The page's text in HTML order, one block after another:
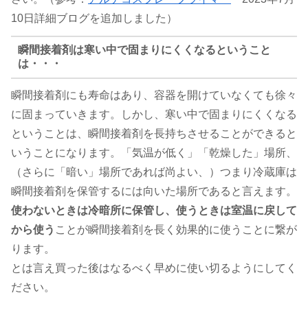
10日詳細ブログを追加しました）
瞬間接着剤は寒い中で固まりにくくなるということ
は・・・
瞬間接着剤にも寿命はあり、容器を開けていなくても徐々
に固まっていきます。しかし、寒い中で固まりにくくなる
ということは、瞬間接着剤を長持ちさせることができると
いうことになります。「気温が低く」「乾燥した」場所、
（さらに「暗い」場所であれば尚よい、）つまり冷蔵庫は
瞬間接着剤を保管するには向いた場所であると言えます。
使わないときは冷暗所に保管し、使うときは室温に戻して
から使う ことが瞬間接着剤を長く効果的に使うことに繋が
ります。
とは言え買った後はなるべく早めに使い切るようにしてく
ださい。